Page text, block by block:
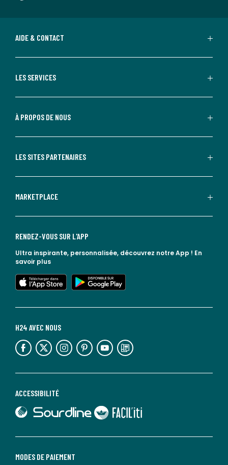
AIDE & CONTACT
LES SERVICES
À PROPOS DE NOUS
LES SITES PARTENAIRES
MARKETPLACE
MODES DE PAIEMENT
ACCESSIBILITÉ
lien vers Sourdline
lien vers Faciliti
H24 AVEC NOUS
lien vers l'espace réseaux sociaux lien vers l'espace réseaux sociaux lien vers l'espace réseaux sociaux lien vers l'espace réseaux sociaux lien vers l'espace réseaux sociaux lien vers le blog la redoute
RENDEZ-VOUS SUR L'APP
Ultra inspirante, personnalisée, découvrez notre App ! En
savoir plus
lien vers l'app store
lien vers google play